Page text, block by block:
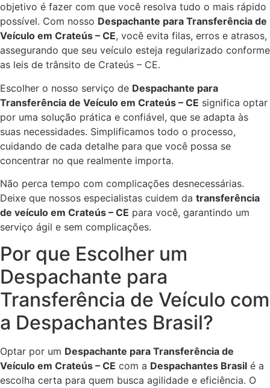
objetivo é fazer com que você resolva tudo o mais rápido
possível. Com nosso Despachante para Transferência de
Veículo em Crateús – CE, você evita filas, erros e atrasos,
assegurando que seu veículo esteja regularizado conforme
as leis de trânsito de Crateús – CE.
Escolher o nosso serviço de Despachante para
Transferência de Veículo em Crateús – CE significa optar
por uma solução prática e confiável, que se adapta às
suas necessidades. Simplificamos todo o processo,
cuidando de cada detalhe para que você possa se
concentrar no que realmente importa.
Não perca tempo com complicações desnecessárias.
Deixe que nossos especialistas cuidem da transferência
de veículo em Crateús – CE para você, garantindo um
serviço ágil e sem complicações.
Por que Escolher um
Despachante para
Transferência de Veículo com
a Despachantes Brasil?
Optar por um Despachante para Transferência de
Veículo em Crateús – CE com a Despachantes Brasil é a
escolha certa para quem busca agilidade e eficiência. O